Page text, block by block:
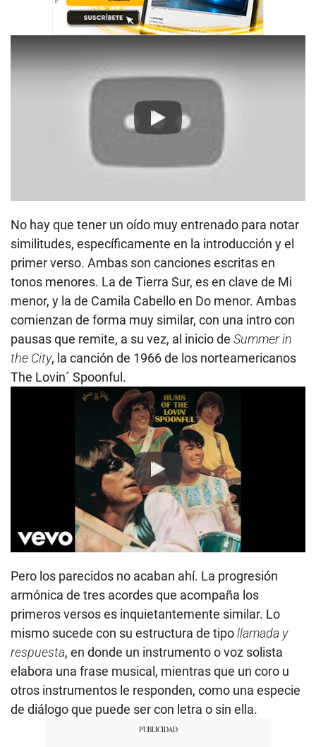
Play
No hay que tener un oído muy entrenado para notar
similitudes, específicamente en la introducción y el
primer verso. Ambas son canciones escritas en
tonos menores. La de Tierra Sur, es en clave de Mi
menor, y la de Camila Cabello en Do menor. Ambas
comienzan de forma muy similar, con una intro con
pausas que remite, a su vez, al inicio de Summer in
the City, la canción de 1966 de los norteamericanos
The Lovin´ Spoonful.
Play
Pero los parecidos no acaban ahí. La progresión
armónica de tres acordes que acompaña los
primeros versos es inquietantemente similar. Lo
mismo sucede con su estructura de tipollamada y
respuesta, en donde un instrumento o voz solista
elabora una frase musical, mientras que un coro u
otros instrumentos le responden, como una especie
de diálogo que puede ser con letra o sin ella.